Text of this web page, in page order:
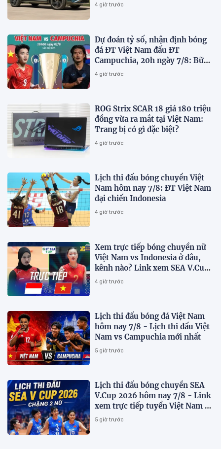
4 giờ trước
Dự đoán tỷ số, nhận định bóng
đá ĐT Việt Nam đấu ĐT
Campuchia, 20h ngày 7/8: Bữa
tiệc bàn thắng tại Mỹ Đình
4 giờ trước
ROG Strix SCAR 18 giá 180 triệu
đồng vừa ra mắt tại Việt Nam:
Trang bị có gì đặc biệt?
4 giờ trước
Lịch thi đấu bóng chuyền Việt
Nam hôm nay 7/8: ĐT Việt Nam
đại chiến Indonesia
4 giờ trước
Xem trực tiếp bóng chuyền nữ
Việt Nam vs Indonesia ở đâu,
kênh nào? Link xem SEA V.Cup
2026 mới nhất
4 giờ trước
Lịch thi đấu bóng đá Việt Nam
hôm nay 7/8 - Lịch thi đấu Việt
Nam vs Campuchia mới nhất
5 giờ trước
Lịch thi đấu bóng chuyền SEA
V.Cup 2026 hôm nay 7/8 - Link
xem trực tiếp tuyển Việt Nam vs
Indonesia
5 giờ trước